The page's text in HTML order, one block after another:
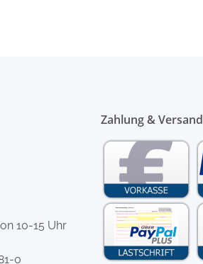
10-15 Uhr
0
Zahlung & Versand